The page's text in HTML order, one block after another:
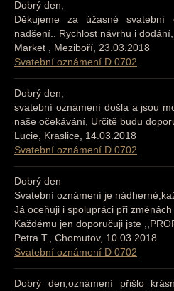
Dobrý den,
Děkujeme za úžasné
nadšení.. Rychlost návrhu i dodání,
Market , Meziboří, 23.03.2018
Svatební oznámení D 0702
Dobrý den,
svatební oznámení došla a jsou
naše očekávání, Určitě budu
Lucie, Kraslice, 14.03.2018
Svatební oznámení D 0702
Dobrý den
Svatební oznámení je
Já oceňuji i spolupráci při změnách
Každému jen doporučuji jste
Petra T., Chomutov, 10.03.2018
Svatební oznámení D 0702
Dobrý den,oznámení přišlo